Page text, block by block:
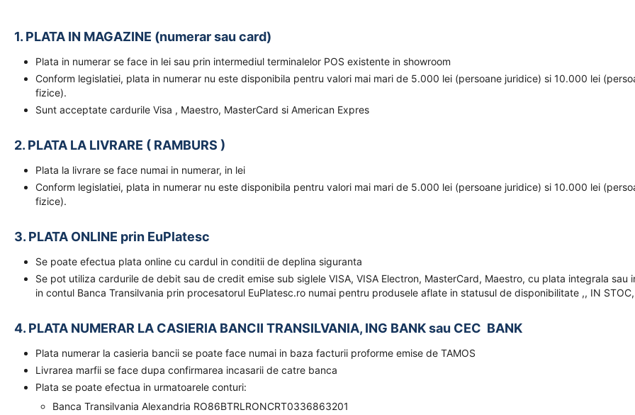
1. PLATA IN MAGAZINE (numerar sau card)
Plata in numerar se face in lei sau prin intermediul terminalelor POS existente in showroom
Conform legislatiei, plata in numerar nu este disponibila pentru valori mai mari de 5.000 lei (persoane juridice) si 10.000 lei
fizice).
Sunt acceptate cardurile Visa , Maestro, MasterCard si American Expres
2. PLATA LA LIVRARE ( RAMBURS )
Plata la livrare se face numai in numerar, in lei
Conform legislatiei, plata in numerar nu este disponibila pentru valori mai mari de 5.000 lei (persoane juridice) si 10.000 lei
fizice).
3. PLATA ONLINE prin EuPlatesc
Se poate efectua plata online cu cardul in conditii de deplina siguranta
Se pot utiliza cardurile de debit sau de credit emise sub siglele VISA, VISA Electron, MasterCard, Maestro, cu plata integrala sau
in contul Banca Transilvania prin procesatorul EuPlatesc.ro numai pentru produsele aflate in statusul de disponibilitate ,, IN
4. PLATA NUMERAR LA CASIERIA BANCII TRANSILVANIA, ING BANK sau CEC BANK
Plata numerar la casieria bancii se poate face numai in baza facturii proforme emise de TAMOS
Livrarea marfii se face dupa confirmarea incasarii de catre banca
Plata se poate efectua in urmatoarele conturi:
Banca Transilvania Alexandria RO86BTRLRONCRT0336863201